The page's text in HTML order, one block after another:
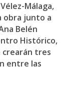
Málaga,
obra junto a
Belén
Histórico,
crearán tres
entre las